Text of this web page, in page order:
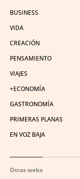
BUSINESS
VIDA
CREACIÓN
PENSAMIENTO
VIAJES
+ECONOMÍA
GASTRONOMÍA
PRIMERAS PLANAS
EN VOZ BAJA
Otras webs